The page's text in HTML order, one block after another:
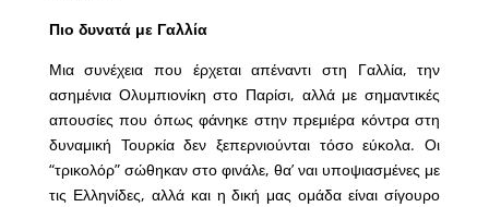
Πιο δυνατά με Γαλλία
Μια συνέχεια που έρχεται απέναντι στη Γαλλία, την
ασημένια Ολυμπιονίκη στο Παρίσι, αλλά με σημαντικές
απουσίες που όπως φάνηκε στην πρεμιέρα κόντρα στη
δυναμική Τουρκία δεν ξεπερνιούνται τόσο εύκολα. Οι
“τρικολόρ” σώθηκαν στο φινάλε, θα’ ναι υποψιασμένες με
τις Ελληνίδες, αλλά και η δική μας ομάδα είναι σίγουρο